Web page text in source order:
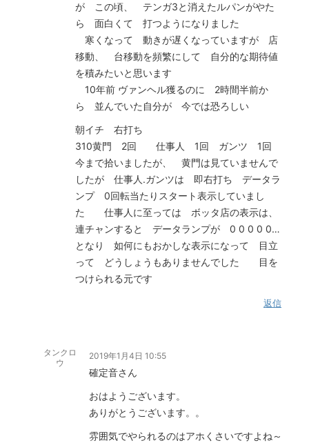
が この頃、 テンガ3と消えたルパンがやた
ら 面白くて 打つようになりました
寒くなって 動きが遅くなっていますが 店
移動、 台移動を頻繁にして 自分的な期待値
を積みたいと思います
10年前 ヴァンヘル獲るのに 2時間半前か
ら 並んでいた自分が 今では恐ろしい
朝イチ 右打ち
310黄門 2回 仕事人 1回 ガンツ 1回
今まで拾いましたが、 黄門は見ていませんで
したが 仕事人.ガンツは 即右打ち データラ
ンプ 0回転当たりスタート表示していまし
た 仕事人に至っては ボッタ店の表示は、
連チャンすると データランプが 0 0 0 0 0…
となり 如何にもおかしな表示になって 目立
って どうしょうもありませんでした 目を
つけられる元です
返信
タンクロ
ウ
2019年1月4日 10:55
確定音さん
おはようございます。
ありがとうございます。。
雰囲気でやられるのはアホくさいですよね～